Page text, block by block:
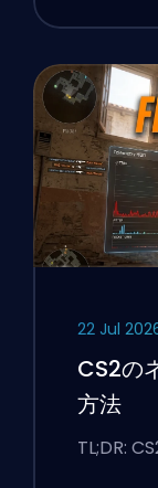
22 Jul
CS2の
方法
TL;DR: